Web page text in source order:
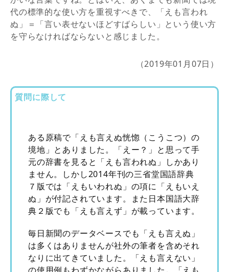
代の標準的な使い方を重視すべきで、「えも言われ
ぬ」＝「言い表せないほどすばらしい」という使い方
を守らなければならないと感じました。
（2019年01月07日）
質問に際して
ある原稿で「えも言えぬ恍惚（こうこつ）の
境地」とありました。「えー？」と思って手
元の辞書を見ると「えも言われぬ」しかあり
ません。しかし2014年刊の三省堂国語辞典
７版では「えもいわれぬ」の項に「えもいえ
ぬ」が付記されています。また日本国語大辞
典２版でも「えも言えず」が載っています。
毎日新聞のデータベースでも「えも言えぬ」
は多くはありませんが社外の筆者を含めそれ
なりに出てきていました。「えも言えない」
の使用例もわずかながらありました。「えも